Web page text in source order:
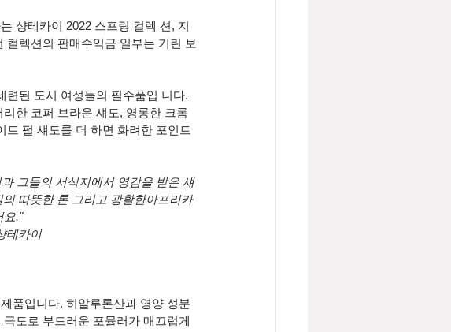
샹테카이 2022 스프링 컬렉 션, 지
렉션의 판매수익금 일부는 기린 보
련된 도시 여성들의 필수품입 니다.
한 코퍼 브라운 섀도, 영롱한 크롬
트 펄 섀도를 더 하면 화려한 포인트
그들의 서식지에서 영감을 받은 섀
따뜻한 톤 그리고 광활한아프리카
요."
테카이
품입니다. 히알루론산과 영양 성분
도로 부드러운 포뮬러가 매끄럽게